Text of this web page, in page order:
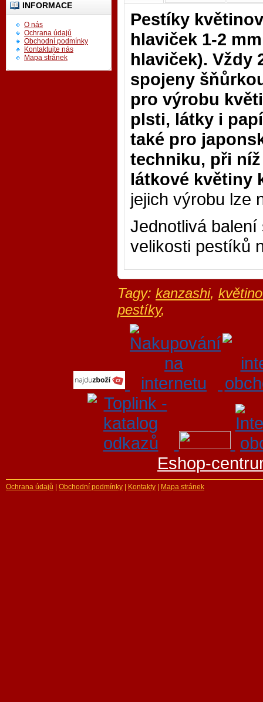
INFORMACE
O nás
Ochrana údajů
Obchodní podmínky
Kontaktujte nás
Mapa stránek
Pestíky
hlaviček 1-2
hlaviček). Vždy
spojeny
pro výrobu
plsti, látky i
také pro
techniku, při
látkové květiny
jejich výrobu lze
Jednotlivá
velikosti pestíků
Tagy: kanzashi,
pestíky,
Eshop-
Ochrana údajů Obchodní podmínky Kontakty Mapa stránek